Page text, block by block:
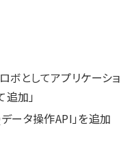
としてアプリケーショ
加」
ータ操作API」を追加